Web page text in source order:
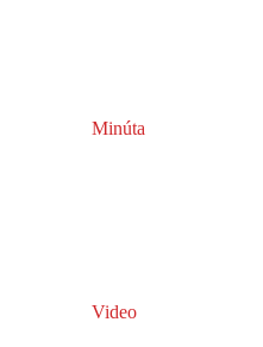
Minúta
Video